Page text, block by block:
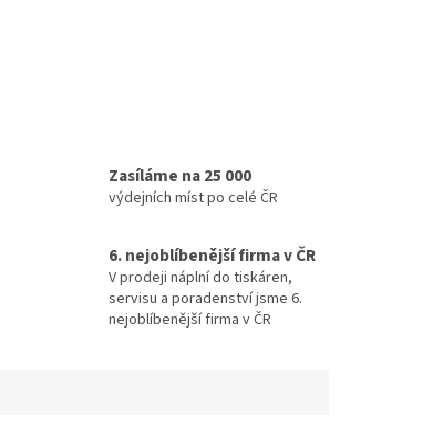
Zasíláme na 25 000
výdejních míst po celé ČR
6. nejoblíbenější firma v ČR
V prodeji náplní do tiskáren,
servisu a poradenství jsme 6.
nejoblíbenější firma v ČR